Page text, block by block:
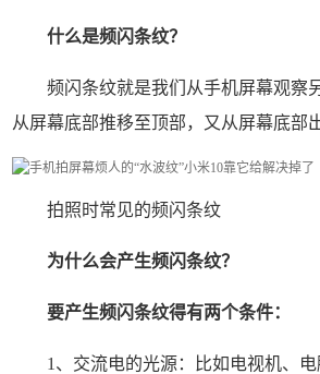
什么是频闪条纹？
频闪条纹就是我们从手机屏幕观察
从屏幕底部推移至顶部，又从屏幕底部
拍照时常见的频闪条纹
为什么会产生频闪条纹？
要产生频闪条纹得有两个条件：
1、交流电的光源：比如电视机、